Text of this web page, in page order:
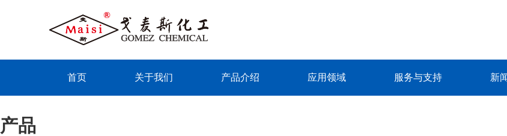
首页 关于我们 产品介绍 应用领域 服务与支持 新
产品